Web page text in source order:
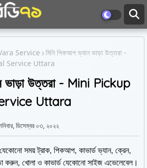
Service
মিনি পিকআপ ভ্যান ভাড়া উত্তরা -
Service Uttara
ভাড়া উত্তরা - Mini Pickup
Uttara
ডিসেম্বর ০৩, ২০২২
সময় ট্রাক, পিকআপ, কাভার্ড ভ্যান, ক্রেন,
করুন, খোলা ও কাভার্ড যেকোনো সাইজ এভেলেবেল।